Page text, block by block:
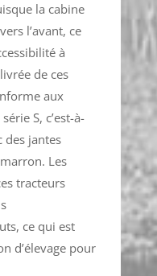
la cabine
l’avant, ce
à
de ces
aux
S, c’est-à-
des jantes
Les
tracteurs
ce qui est
d’élevage pour